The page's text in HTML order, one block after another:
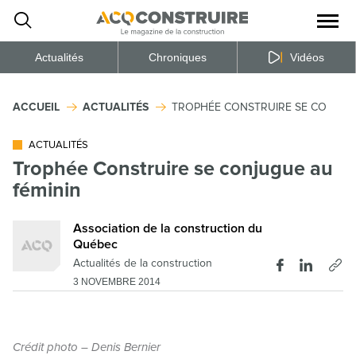
la
du
Actualités Chroniques Vidéos
ACCUEIL ACTUALITÉS TROPHÉE CONSTRUIRE SE
ACTUALITÉS
Trophée Construire se conjugue au
féminin
Association de la construction du
Québec
Actualités de la construction
3 NOVEMBRE 2014
Crédit photo – Denis Bernier